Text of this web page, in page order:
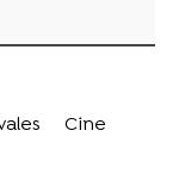
Cine